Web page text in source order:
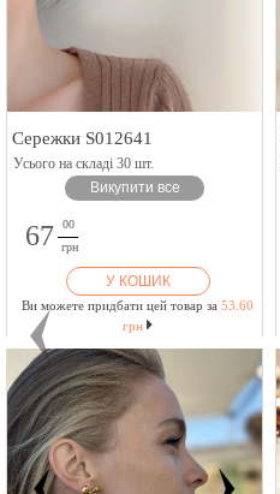
Сережки S012641
Усього на складі 30 шт.
Викупити все
67
00
грн
У КОШИК
Ви можете придбати цей товар за 53.60
грн